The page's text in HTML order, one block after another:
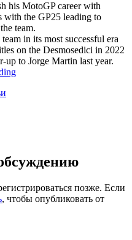
his MotoGP career with
with the GP25 leading to
team.
in its most successful era
on the Desmosedici in 2022
up to Jorge Martin last year.
позже. Если
, чтобы опубликовать от